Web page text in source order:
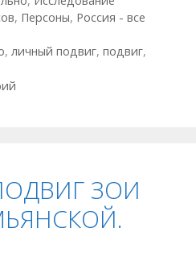
, Персоны, Россия - все
, личный подвиг, подвиг,
ЗОИ